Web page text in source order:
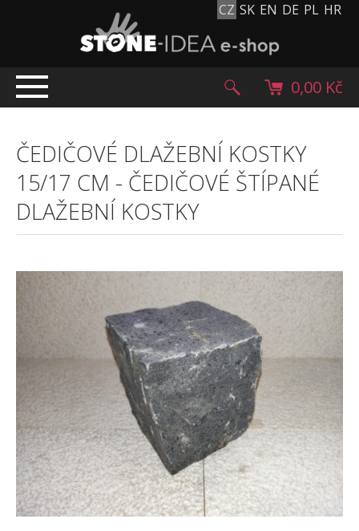
CZ SK EN DE PL HR
TOP NABÍDKA
PRODUKTY
Mlatové povrchy
Dlažební kostky
Lávové kameny
Kamenný koberec
Kamenné dlažby a obklady
Oblázky, valouny a granulát
Pískovec
Solitéry
Kamenné bloky
Výrobky z kamene na zakázku
BERA GRAVEL FIX
Creative Floor
Terazzo
0,00 Kč
ČEDIČOVÉ DLAŽEBNÍ KOSTKY
15/17 CM - ČEDIČOVÉ ŠTÍPANÉ
DLAŽEBNÍ KOSTKY